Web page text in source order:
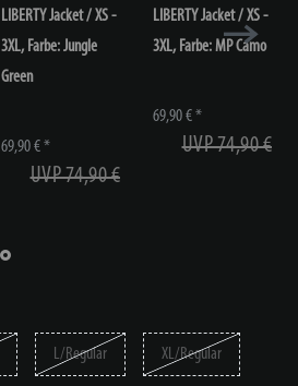
LIBERTY Jacket / XS -
3XL, Farbe: Jungle
Green
UVP 74,90 €
69,90 € *
LIBERTY Jacket / XS -
3XL, Farbe: MP Camo
UVP 74,90 €
69,90 € *
L/Regular XL/Regular